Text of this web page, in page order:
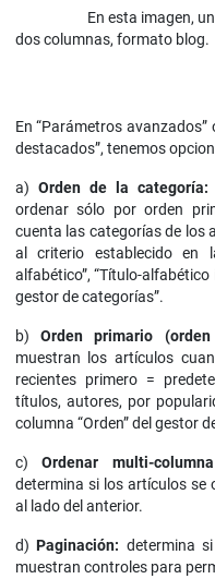
En esta imagen, un
dos columnas, formato blog.
En “Parámetros
destacados”, tenemos
a) Orden de la categoría:
ordenar sólo por orden
cuenta las categorías de los
al criterio establecido en
alfabético”, “Título-alfabético
gestor de categorías”.
b) Orden primario
muestran los artículos
recientes primero =
títulos, autores, por
columna “Orden” del gestor
c)Ordenar multi-
determina si los artículos se
al lado del anterior.
d)Paginación: determina
muestran controles para